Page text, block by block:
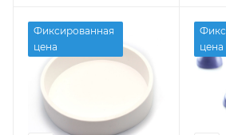
Фиксированная
цена
цена